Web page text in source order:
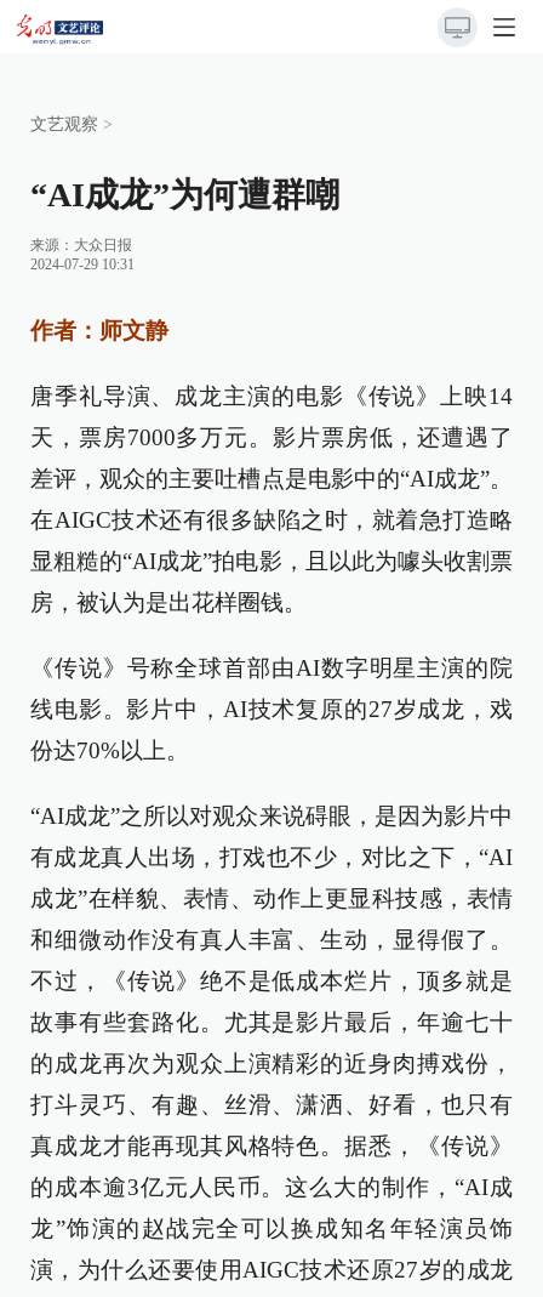
文艺观察 >
“AI成龙”为何遭群嘲
来源： 大众日报
2024-07-29 10:31
作者：师文静
唐季礼导演、成龙主演的电影《传说》上映14
天，票房7000多万元。影片票房低，还遭遇了
差评，观众的主要吐槽点是电影中的“AI成龙”。
在AIGC技术还有很多缺陷之时，就着急打造略
显粗糙的“AI成龙”拍电影，且以此为噱头收割票
房，被认为是出花样圈钱。
《传说》号称全球首部由AI数字明星主演的院
线电影。影片中，AI技术复原的27岁成龙，戏
份达70%以上。
“AI成龙”之所以对观众来说碍眼，是因为影片中
有成龙真人出场，打戏也不少，对比之下，“AI
成龙”在样貌、表情、动作上更显科技感，表情
和细微动作没有真人丰富、生动，显得假了。
不过，《传说》绝不是低成本烂片，顶多就是
故事有些套路化。尤其是影片最后，年逾七十
的成龙再次为观众上演精彩的近身肉搏戏份，
打斗灵巧、有趣、丝滑、潇洒、好看，也只有
真成龙才能再现其风格特色。据悉，《传说》
的成本逾3亿元人民币。这么大的制作，“AI成
龙”饰演的赵战完全可以换成知名年轻演员饰
演，为什么还要使用AIGC技术还原27岁的成龙